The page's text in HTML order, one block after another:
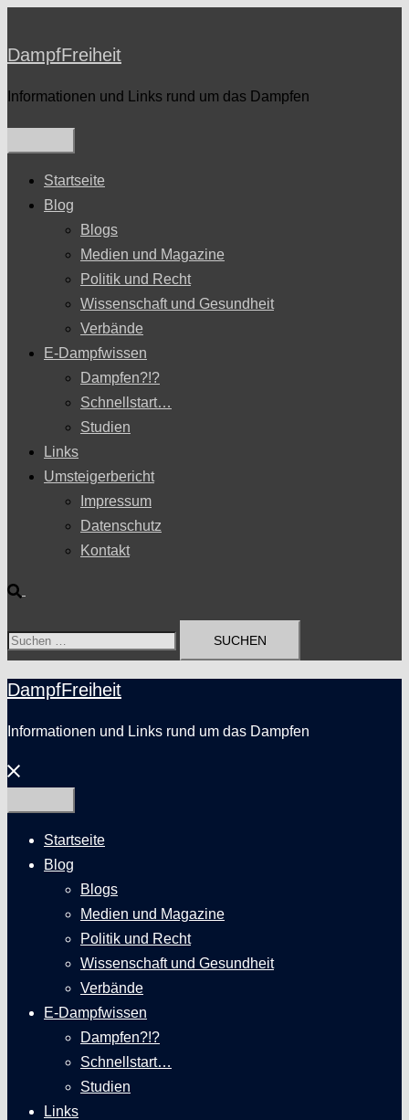
springen
DampfFreiheit
Informationen und Links rund um das Dampfen
Startseite
Blog
Blogs
Medien und Magazine
Politik und Recht
Wissenschaft und Gesundheit
Verbände
E-Dampfwissen
Dampfen?!?
Schnellstart…
Studien
Links
Umsteigerbericht
Impressum
Datenschutz
Kontakt
Suche
Suchen
DampfFreiheit
Informationen und Links rund um das Dampfen
Menü
schließen
Startseite
Blog
Blogs
Medien und Magazine
Politik und Recht
Wissenschaft und Gesundheit
Verbände
E-Dampfwissen
Dampfen?!?
Schnellstart…
Studien
Links